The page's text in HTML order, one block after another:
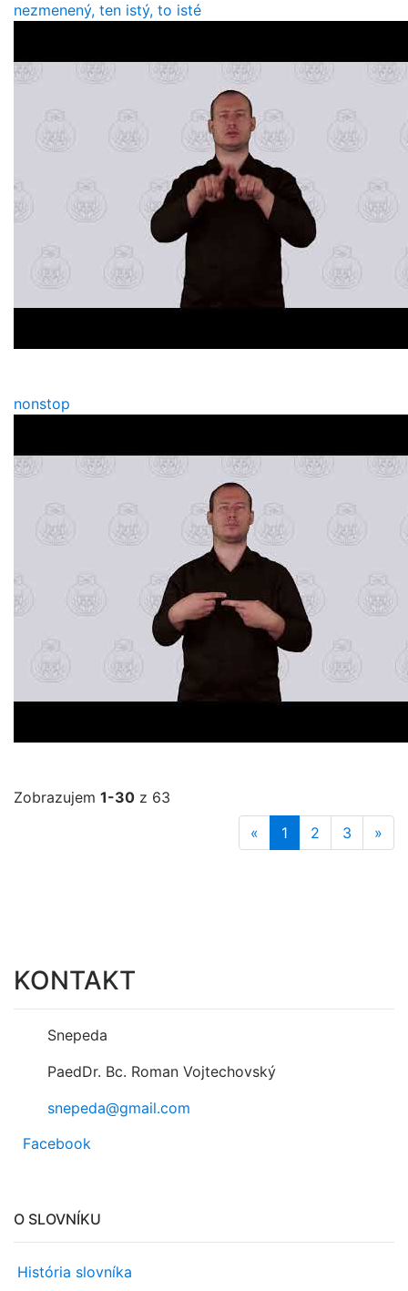
nezmenený, ten istý, to isté
nonstop
Zobrazujem 1-30 z 63
«
1 2 3 »
KONTAKT
Snepeda
PaedDr. Bc. Roman Vojtechovský
snepeda@gmail.com
Facebook
O SLOVNÍKU
História slovníka